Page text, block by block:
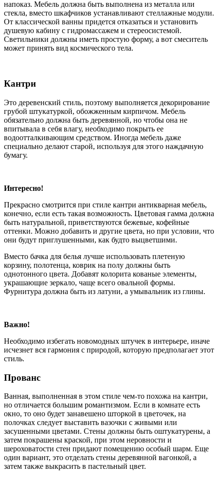
напоказ. Мебель должна быть выполнена из металла или
стекла, вместо шкафчиков устанавливают стеллажные модули.
От классической ванны придется отказаться и установить
душевую кабину с гидромассажем и стереосистемой.
Светильники должны иметь простую форму, а вот смеситель
может принять вид космического тела.
Кантри
Это деревенский стиль, поэтому выполняется декорирование
грубой штукатуркой, обожженным кирпичом. Мебель
обязательно должна быть деревянной, но чтобы она не
впитывала в себя влагу, необходимо покрыть ее
водоотталкивающим средством. Иногда мебель даже
специально делают старой, используя для этого наждачную
бумагу.
Интересно!
Прекрасно смотрится при стиле кантри антикварная мебель,
конечно, если есть такая возможность. Цветовая гамма должна
быть натуральной, приветствуются бежевые, кофейные
оттенки. Можно добавить и другие цвета, но при условии, что
они будут приглушенными, как будто выцветшими.
Вместо бачка для белья лучше использовать плетеную
корзину, полотенца, коврик на полу должны быть
однотонного цвета. Добавят колорита кованые элементы,
украшающие зеркало, чаще всего овальной формы.
Фурнитура должна быть из латуни, а умывальник из глины.
Важно!
Необходимо избегать новомодных штучек в интерьере, иначе
исчезнет вся гармония с природой, которую предполагает этот
стиль.
Прованс
Ванная, выполненная в этом стиле чем-то похожа на кантри,
но отличается большим романтизмом. Если в комнате есть
окно, то оно будет занавешено шторкой в цветочек, на
полочках следует выставить вазочки с живыми или
засушенными цветами. Стены должны быть оштукатурены, а
затем покрашены краской, при этом неровности и
шероховатости стен придают помещению особый шарм. Еще
один вариант, это отделать стены деревянной вагонкой, а
затем также выкрасить в пастельный цвет.